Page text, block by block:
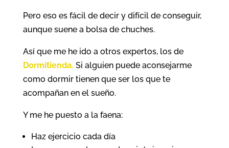
Pero eso es fácil de decir y difícil de conseguir,
aunque suene a bolsa de chuches.
Así que me he ido a otros expertos, los de
Dormitienda. Si alguien puede aconsejarme
como dormir tienen que ser los que te
acompañan en el sueño.
Y me he puesto a la faena:
Haz ejercicio cada día